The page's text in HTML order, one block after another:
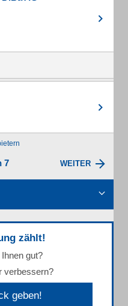
7 WEITER
zählt!
gut?
verbessern?
geben!